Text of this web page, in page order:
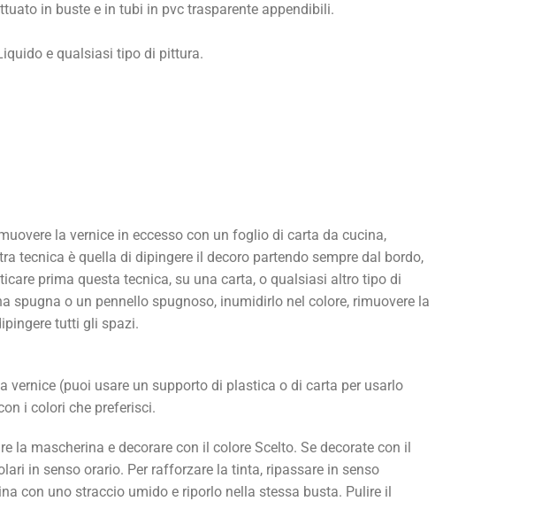
in buste e in tubi in pvc trasparente appendibili.
e qualsiasi tipo di pittura.
la vernice in eccesso con un foglio di carta da cucina,
tecnica è quella di dipingere il decoro partendo sempre dal bordo,
prima questa tecnica, su una carta, o qualsiasi altro tipo di
spugna o un pennello spugnoso, inumidirlo nel colore, rimuovere la
tutti gli spazi.
(puoi usare un supporto di plastica o di carta per usarlo
i colori che preferisci.
la mascherina e decorare con il colore Scelto. Se decorate con il
in senso orario. Per rafforzare la tinta, ripassare in senso
con uno straccio umido e riporlo nella stessa busta. Pulire il